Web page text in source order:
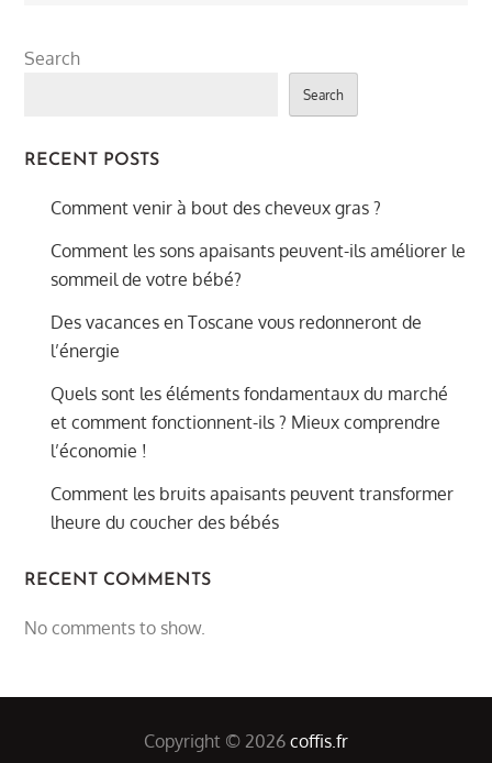
Search
Search
RECENT POSTS
Comment venir à bout des cheveux gras ?
Comment les sons apaisants peuvent-ils améliorer le
sommeil de votre bébé?
Des vacances en Toscane vous redonneront de
l’énergie
Quels sont les éléments fondamentaux du marché
et comment fonctionnent-ils ? Mieux comprendre
l’économie !
Comment les bruits apaisants peuvent transformer
lheure du coucher des bébés
RECENT COMMENTS
No comments to show.
Copyright © 2026 coffis.fr